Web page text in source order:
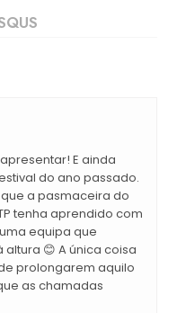
E ainda
do ano passado.
a pasmaceira do
tenha aprendido com
equipa que
😊 A única coisa
prolongarem aquilo
as chamadas